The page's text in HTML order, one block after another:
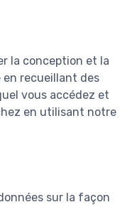
la conception et la
recueillant des
vous accédez et
en utilisant notre
sur la façon